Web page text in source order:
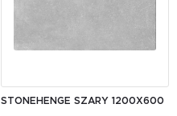
STONEHENGE SZARY 1200Х600